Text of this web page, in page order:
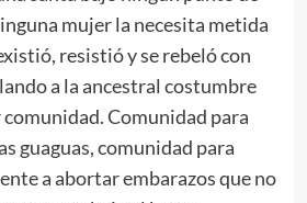
mujer la necesita metida
resistió y se rebeló con
a la ancestral costumbre
Comunidad para
guaguas, comunidad para
a abortar embarazos que no